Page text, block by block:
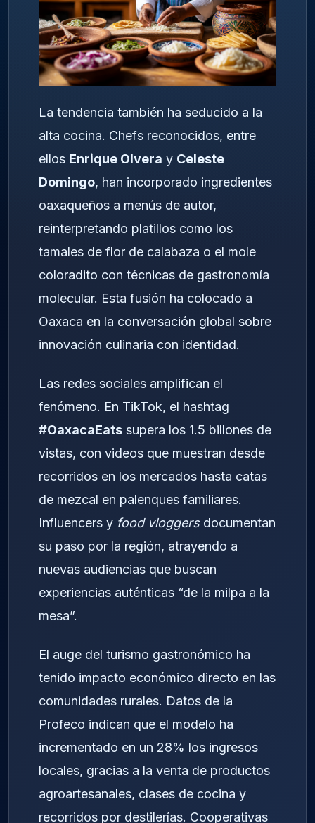
La tendencia también ha seducido a la
alta cocina. Chefs reconocidos, entre
ellos Enrique Olvera y Celeste
Domingo, han incorporado ingredientes
oaxaqueños a menús de autor,
reinterpretando platillos como los
tamales de flor de calabaza o el mole
coloradito con técnicas de gastronomía
molecular. Esta fusión ha colocado a
Oaxaca en la conversación global sobre
innovación culinaria con identidad.
Las redes sociales amplifican el
fenómeno. En TikTok, el hashtag
#OaxacaEats supera los 1.5 billones de
vistas, con videos que muestran desde
recorridos en los mercados hasta catas
de mezcal en palenques familiares.
Influencers y food vloggersdocumentan
su paso por la región, atrayendo a
nuevas audiencias que buscan
experiencias auténticas “de la milpa a la
mesa”.
El auge del turismo gastronómico ha
tenido impacto económico directo en las
comunidades rurales. Datos de la
Profeco indican que el modelo ha
incrementado en un 28% los ingresos
locales, gracias a la venta de productos
agroartesanales, clases de cocina y
recorridos por destilerías. Cooperativas